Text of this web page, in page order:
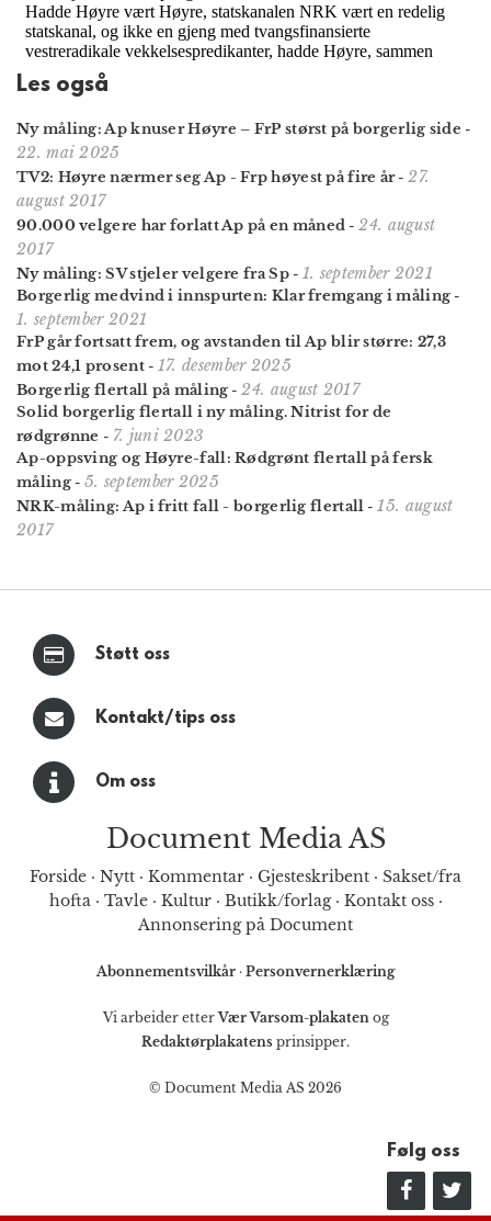
Les også
Ny måling: Ap knuser Høyre – FrP størst på borgerlig side -
22. mai 2025
TV2: Høyre nærmer seg Ap - Frp høyest på fire år-27.
august 2017
90.000 velgere har forlatt Ap på en måned -24. august
2017
Ny måling: SV stjeler velgere fra Sp- 1. september 2021
Borgerlig medvind i innspurten: Klar fremgang i måling -
1. september 2021
FrP går fortsatt frem, og avstanden til Ap blir større: 27,3
mot 24,1 prosent- 17. desember 2025
Borgerlig flertall på måling -24. august 2017
Solid borgerlig flertall i ny måling. Nitrist for de
rødgrønne - 7. juni 2023
Ap-oppsving og Høyre-fall: Rødgrønt flertall på fersk
måling- 5. september 2025
NRK-måling: Ap i fritt fall - borgerlig flertall -15. august
2017
Støtt oss
Kontakt/tips oss
Om oss
Document Media AS
Forside · Nytt · Kommentar · Gjesteskribent · Sakset/fra
hofta· Tavle· Kultur· Butikk/forlag· Kontakt oss·
Annonsering på Document
Abonnementsvilkår · Personvernerklæring
Vi arbeider etterVær Varsom-plakaten og
Redaktørplakatens prinsipper.
© Document Media AS 2026
Følg oss